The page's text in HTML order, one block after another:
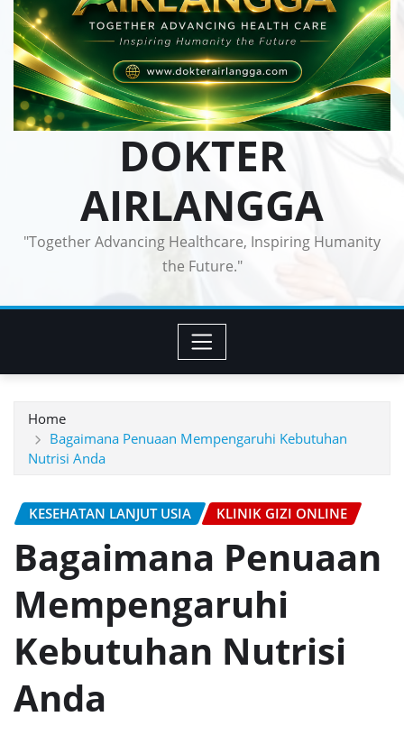
DOKTER
AIRLANGGA
"Together Advancing Healthcare, Inspiring Humanity
the Future."
Home
Bagaimana Penuaan Mempengaruhi Kebutuhan
Nutrisi Anda
KESEHATAN LANJUT USIA KLINIK GIZI ONLINE
Bagaimana Penuaan
Mempengaruhi
Kebutuhan Nutrisi
Anda